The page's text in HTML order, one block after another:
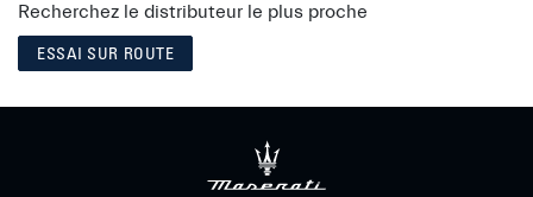
Recherchez le distributeur le plus proche
ESSAI SUR ROUTE